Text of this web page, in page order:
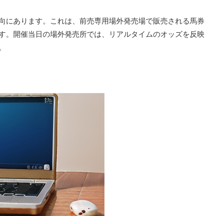
にあります。これは、前売専用場外発売場で販売される馬券
開催当日の場外発売所では、リアルタイムのオッズを反映